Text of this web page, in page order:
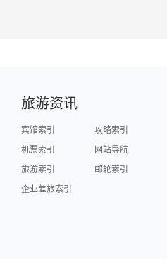
旅游资讯
宾馆索引
攻略索引
机票索引
网站导航
旅游索引
邮轮索引
企业差旅索引